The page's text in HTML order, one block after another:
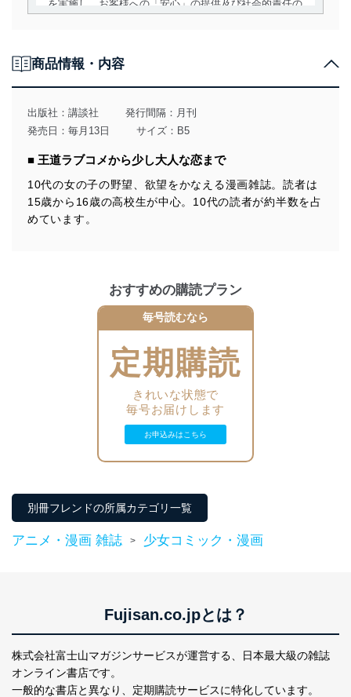
を実施し、お客様への「安心」の提供及び社会的責任の
用目的を明確にし、本人の同意を得たうえで利用目的の
達成に必要な範囲内で適法かつ公正な手段によって取
得・利用・提供を行います。また、当社が保有している
個人情報は、同意を得ずに目的外利用、第三者への提
みを確実にするため、従業者等の教育を徹底してまいり
ます。また、目的外利用を行わないために、適切な管理
措置を講じます。
法令遵守
に、これらの法令及びその他の規範を常に適合させま
個人情報の安全管理措置
当社は、個人情報の正確性及び安全性を確保するため
に、下記セキュリティ対策をはじめとする安全対策を実
個人データを取り扱うことのできる機器及び当該
の不要なアクセスを防止しています。
アクセス者の識別と認証
機器に標準装備されているユーザー制御機能（ユ
ーザーアカウント制御）により、個人情報データ
ベース等を取り扱う情報システムを使用する従業
システムを最新の状態に保持しています。
により、これを最新状態としています。
情報システムの使用に伴う漏洩等の防止
商品情報・内容
出版社： 講談社
発行間隔：月刊
発売日：毎月13日
サイズ：B5
■ 王道ラブコメから少し大人な恋まで
10代の女の子の野望、欲望をかなえる漫画雑誌。読者は
15歳から16歳の高校生が中心。10代の読者が約半数を占
めています。
おすすめの購読プラン
毎号読むなら
定期購読
きれいな状態で
毎号お届けします
お申込みはこちら
別冊フレンドの所属カテゴリ一覧
アニメ・漫画 雑誌 > 少女コミック・漫画
Fujisan.co.jpとは？
株式会社富士山マガジンサービスが運営する、
日本最大級の雑誌
オンライン書店です。
一般的な書店と異なり、 定期購読サービスに特化しています。